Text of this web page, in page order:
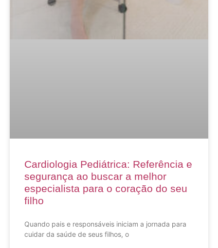
Cardiologia Pediátrica: Referência e
segurança ao buscar a melhor
especialista para o coração do seu
filho
Quando pais e responsáveis iniciam a jornada para
cuidar da saúde de seus filhos, o